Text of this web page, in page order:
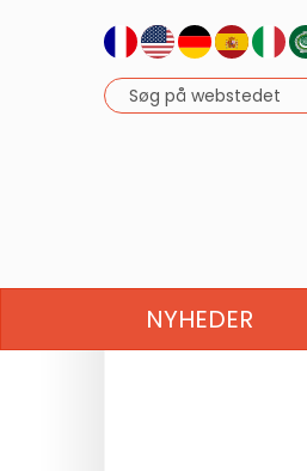
NYHEDER